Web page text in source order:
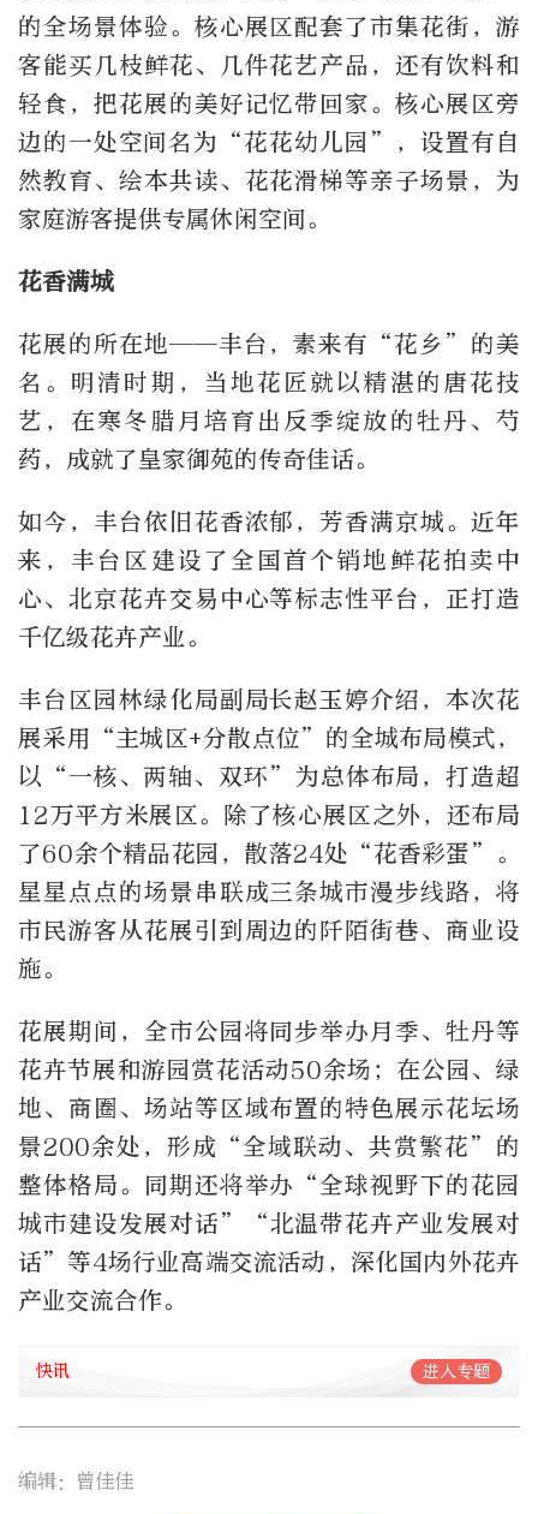
的全场景体验。核心展区配套了市集花街，游
客能买几枝鲜花、几件花艺产品，还有饮料和
轻食，把花展的美好记忆带回家。核心展区旁
边的一处空间名为“花花幼儿园”，设置有自
然教育、绘本共读、花花滑梯等亲子场景，为
家庭游客提供专属休闲空间。
花香满城
花展的所在地——丰台，素来有“花乡”的美
名。明清时期，当地花匠就以精湛的唐花技
艺，在寒冬腊月培育出反季绽放的牡丹、芍
药，成就了皇家御苑的传奇佳话。
如今，丰台依旧花香浓郁，芳香满京城。近年
来，丰台区建设了全国首个销地鲜花拍卖中
心、北京花卉交易中心等标志性平台，正打造
千亿级花卉产业。
丰台区园林绿化局副局长赵玉婷介绍，本次花
展采用“主城区+分散点位”的全城布局模式，
以“一核、两轴、双环”为总体布局，打造超
12万平方米展区。除了核心展区之外，还布局
了60余个精品花园，散落24处“花香彩蛋”。
星星点点的场景串联成三条城市漫步线路，将
市民游客从花展引到周边的阡陌街巷、商业设
施。
花展期间，全市公园将同步举办月季、牡丹等
花卉节展和游园赏花活动50余场；在公园、绿
地、商圈、场站等区域布置的特色展示花坛场
景200余处，形成“全域联动、共赏繁花”的
整体格局。同期还将举办“全球视野下的花园
城市建设发展对话”“北温带花卉产业发展对
话”等4场行业高端交流活动，深化国内外花卉
产业交流合作。
快讯 进入专题
编辑：曾佳佳